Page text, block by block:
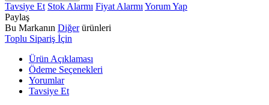
Tavsiye Et Stok Alarmı Fiyat Alarmı Yorum Yap
Paylaş
Bu Markanın Diğerürünleri
Toplu Sipariş İçin
Ürün Açıklaması
Ödeme Seçenekleri
Yorumlar
Tavsiye Et